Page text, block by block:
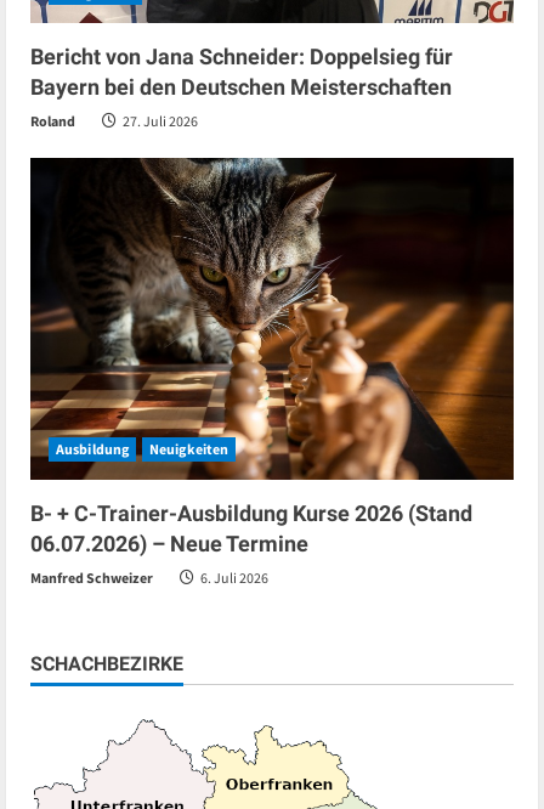
Bericht von Jana Schneider: Doppelsieg für
Bayern bei den Deutschen Meisterschaften
Roland 27. Juli 2026
Ausbildung Neuigkeiten
B- + C-Trainer-Ausbildung Kurse 2026 (Stand
06.07.2026) – Neue Termine
Manfred Schweizer 6. Juli 2026
SCHACHBEZIRKE